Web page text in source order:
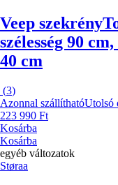
Veep szekrény
szélesség 90
40 cm
(3)
Azonnal szállíthatóUtolsó
223 990 Ft
Kosárba
Kosárba
egyéb változatok
Støraa